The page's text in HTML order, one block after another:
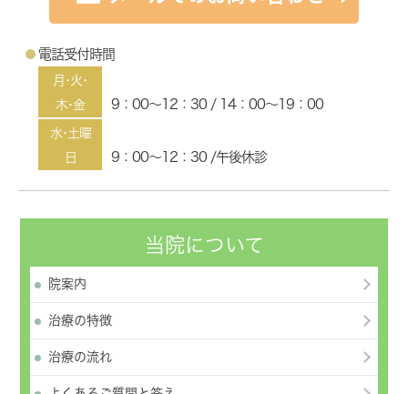
電話受付時間
月･火･
木･金
9：00～12：30 / 14：00～19：00
水･土曜
日
9：00～12：30 /午後休診
当院について
院案内
治療の特徴
治療の流れ